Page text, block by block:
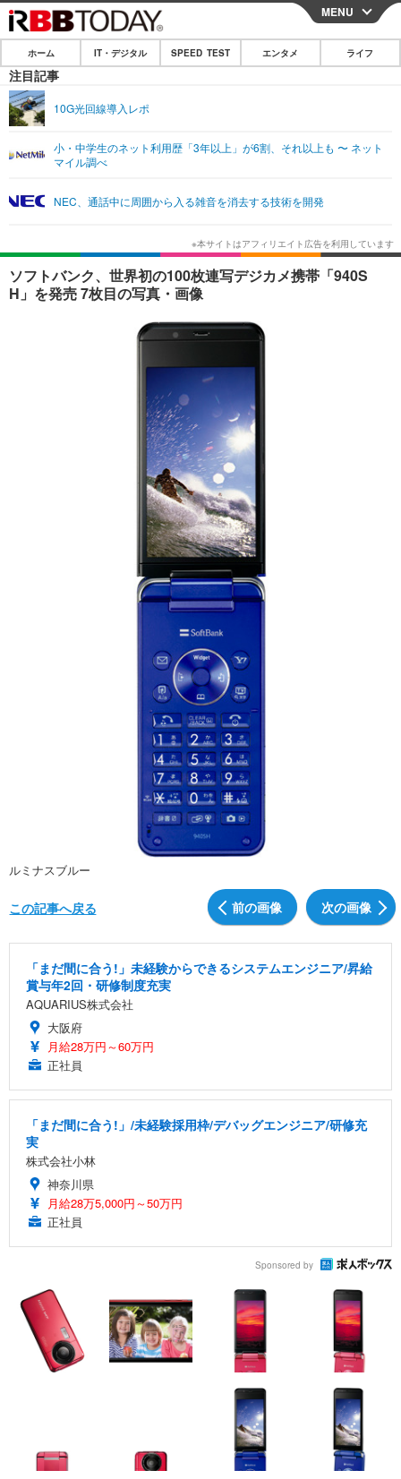
CLOSE
ホーム
IT・デジタル
ネタ
ショッピング その他
エンタメTOP 映画・ドラマ
韓国・芸能
音楽 スポーツ
ライフTOP グルメ
ペット ショッピング
リリース一覧
プッシュ通知の停止方法
MENU
ホーム IT・デジタル SPEED TEST エンタメ ライフ
注目記事
10G光回線導入レポ
小・中学生のネット利用歴「3年以上」が6割、それ以上も 〜 ネット
マイル調べ
NEC、通話中に周囲から入る雑音を消去する技術を開発
ソフトバンク、世界初の100枚連写デジカメ携帯「940S
H」を発売 7枚目の写真・画像
ルミナスブルー
前の画像 次の画像
この記事へ戻る
「まだ間に合う!」未経験からできるシステムエンジニア/昇給
賞与年2回・研修制度充実
AQUARIUS株式会社
大阪府
月給28万円～60万円
正社員
「まだ間に合う!」/未経験採用枠/デバッグエンジニア/研修充
実
株式会社小林
神奈川県
月給28万5,000円～50万円
正社員
Sponsored by